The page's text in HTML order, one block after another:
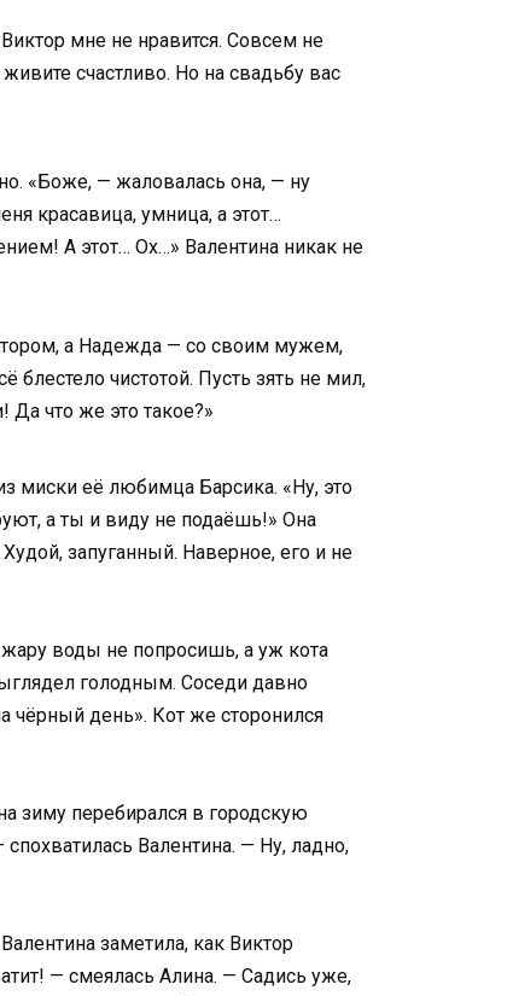
мне не нравится. Совсем не
счастливо. Но на свадьбу вас
«Боже, — жаловалась она, — ну
красавица, умница, а этот…
А этот… Ох…» Валентина никак не
а Надежда — со своим мужем,
блестело чистотой. Пусть зять не мил,
Да что же это такое?»
миски её любимца Барсика. «Ну, это
а ты и виду не подаёшь!» Она
запуганный. Наверное, его и не
воды не попросишь, а уж кота
голодным. Соседи давно
чёрный день». Кот же сторонился
зиму перебирался в городскую
Валентина. — Ну, ладно,
заметила, как Виктор
— смеялась Алина. — Садись уже,